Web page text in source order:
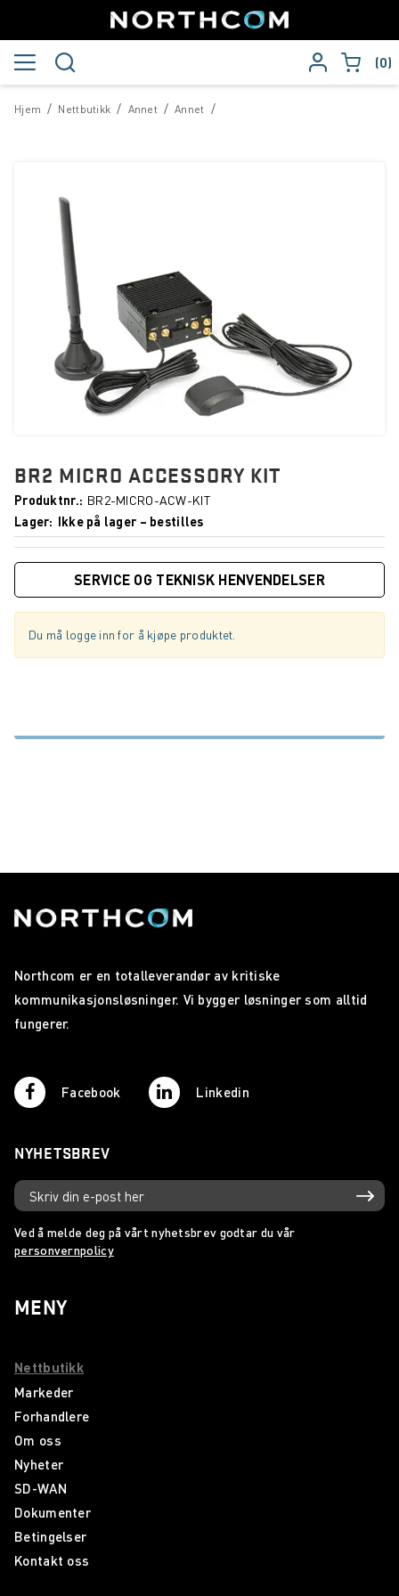
0
/
Hjem /
Nettbutikk /
Annet /
Annet
BR2 MICRO ACCESSORY KIT
Produktnr.
BR2-MICRO-ACW-KIT
Lager
Ikke på lager – bestilles
SERVICE OG TEKNISK HENVENDELSER
Du må logge inn for å kjøpe produktet.
Northcom er en totalleverandør av kritiske
kommunikasjonsløsninger. Vi bygger løsninger som alltid
fungerer.
Facebook Linkedin
NYHETSBREV
Ved å melde deg på vårt nyhetsbrev godtar du vår
personvernpolicy
MENY
Nettbutikk
Markeder
Forhandlere
Om oss
Nyheter
SD-WAN
Dokumenter
Betingelser
Kontakt oss